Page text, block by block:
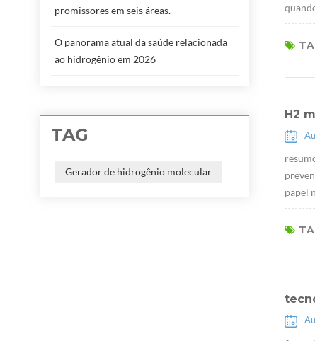
H2
papel
promissores em seis áreas.
O panorama atual da saúde relacionada
ao hidrogênio em 2026
TAG
Gerador de hidrogênio molecular